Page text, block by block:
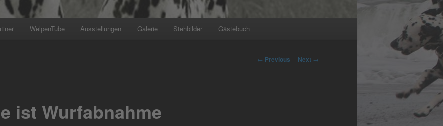
WelpenTube Ausstellungen Galerie Stehbilder Gästebuch
Post
← Previous Next →
ist Wurfabnahme